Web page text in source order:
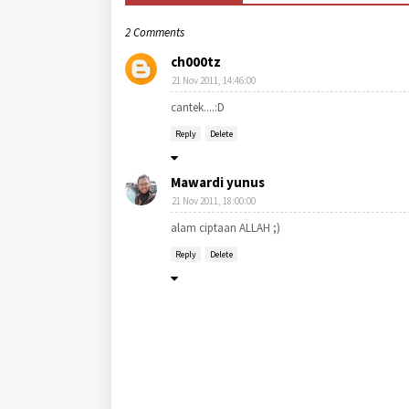
2 Comments
ch000tz
21 Nov 2011, 14:46:00
cantek....:D
Reply Delete
Mawardi yunus
21 Nov 2011, 18:00:00
alam ciptaan ALLAH ;)
Reply Delete